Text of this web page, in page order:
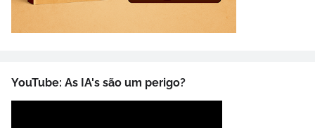
YouTube: As IA's são um perigo?